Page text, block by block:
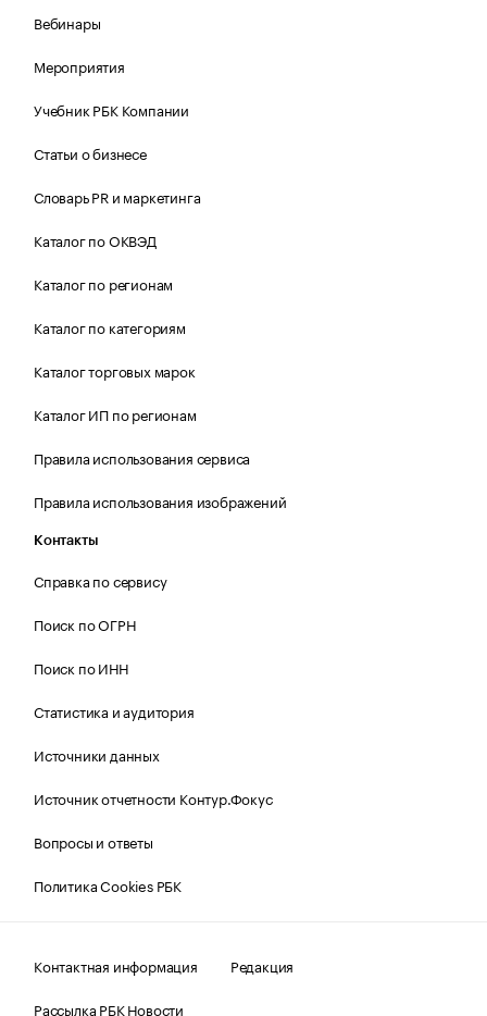
Вебинары
Мероприятия
Учебник РБК Компании
Статьи о бизнесе
Словарь PR и маркетинга
Каталог по ОКВЭД
Каталог по регионам
Каталог по категориям
Каталог торговых марок
Каталог ИП по регионам
Правила использования сервиса
Правила использования изображений
Контакты
Справка по сервису
Поиск по ОГРН
Поиск по ИНН
Статистика и аудитория
Источники данных
Источник отчетности Контур.Фокус
Вопросы и ответы
Политика Cookies РБК
Контактная информация
Редакция
Рассылка РБК Новости